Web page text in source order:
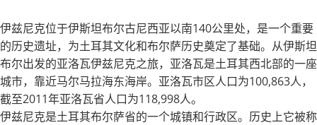
伊兹尼克位于伊斯坦布尔古尼西亚以南140公里处，是一个重要
的历史遗址，为土耳其文化和布尔萨历史奠定了基础。从伊斯坦
布尔出发的亚洛瓦伊兹尼克之旅，亚洛瓦是土耳其西北部的一座
城市，靠近马尔马拉海东海岸。亚洛瓦市区人口为100,863人，
截至2011年亚洛瓦省人口为118,998人。
伊兹尼克是土耳其布尔萨省的一个城镇和行政区。历史上它被称